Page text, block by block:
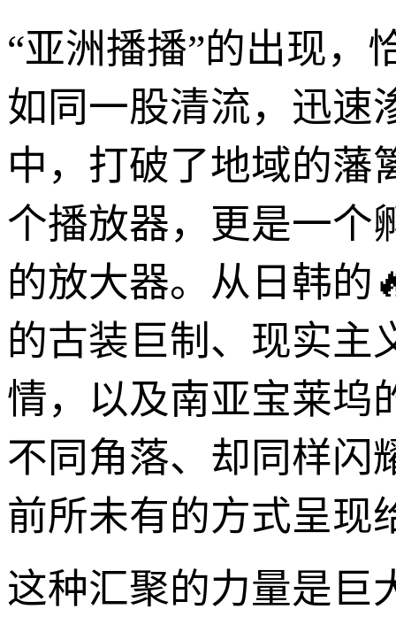
“亚洲播播”的出现，
如同一股清流，迅速
中，打破了地域的藩
个播放器，更是一个
的放大器。从日韩的
的古装巨制、现实主
情，以及南亚宝莱坞
不同角落、却同样闪
前所未有的方式呈现
这种汇聚的力量是巨